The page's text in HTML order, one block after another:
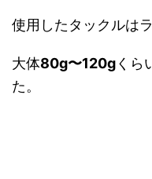
使用したタックルは
大体80g〜120gくら
た。